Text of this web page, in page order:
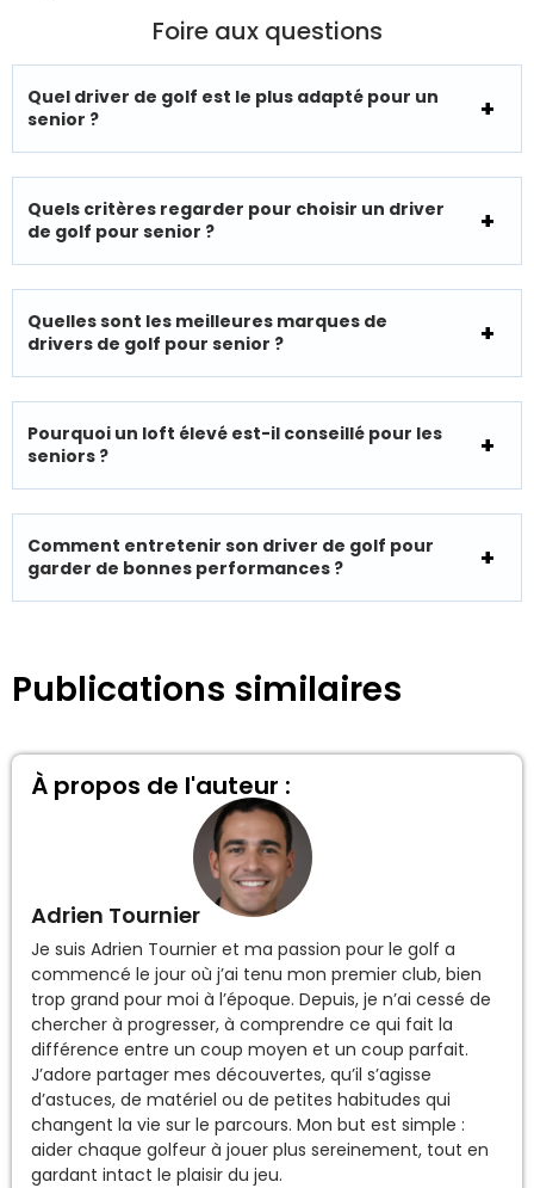
Foire aux questions
Quel driver de golf est le plus adapté pour un
senior ?
Quels critères regarder pour choisir un driver
de golf pour senior ?
Quelles sont les meilleures marques de
drivers de golf pour senior ?
Pourquoi un loft élevé est-il conseillé pour les
seniors ?
Comment entretenir son driver de golf pour
garder de bonnes performances ?
Publications similaires
À propos de l'auteur :
Adrien Tournier
Je suis Adrien Tournier et ma passion pour le golf a
commencé le jour où j’ai tenu mon premier club, bien
trop grand pour moi à l’époque. Depuis, je n’ai cessé de
chercher à progresser, à comprendre ce qui fait la
différence entre un coup moyen et un coup parfait.
J’adore partager mes découvertes, qu’il s’agisse
d’astuces, de matériel ou de petites habitudes qui
changent la vie sur le parcours. Mon but est simple :
aider chaque golfeur à jouer plus sereinement, tout en
gardant intact le plaisir du jeu.